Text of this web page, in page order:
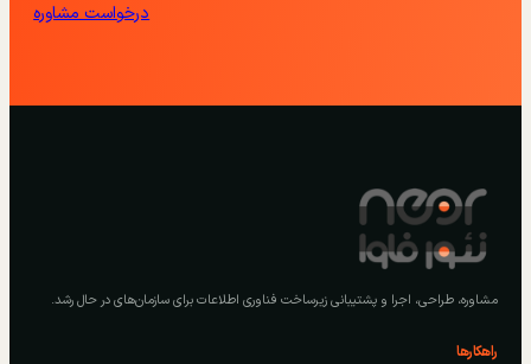
درخواست مشاوره
مشاوره، طراحی، اجرا و پشتیبانی زیرساخت فناوری اطلاعات برای سازمان‌های در حال رشد.
راهکارها